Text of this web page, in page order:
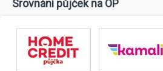
Srovnání půjček na OP